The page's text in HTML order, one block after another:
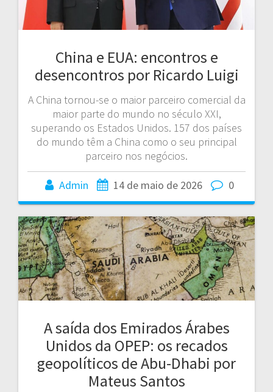
China e EUA: encontros e
desencontros por Ricardo Luigi
A China tornou-se o maior parceiro comercial da
maior parte do mundo no século XXI,
superando os Estados Unidos. 157 dos países
do mundo têm a China como o seu principal
parceiro nos negócios.
Admin 14 de maio de 2026 0
A saída dos Emirados Árabes
Unidos da OPEP: os recados
geopolíticos de Abu-Dhabi por
Mateus Santos